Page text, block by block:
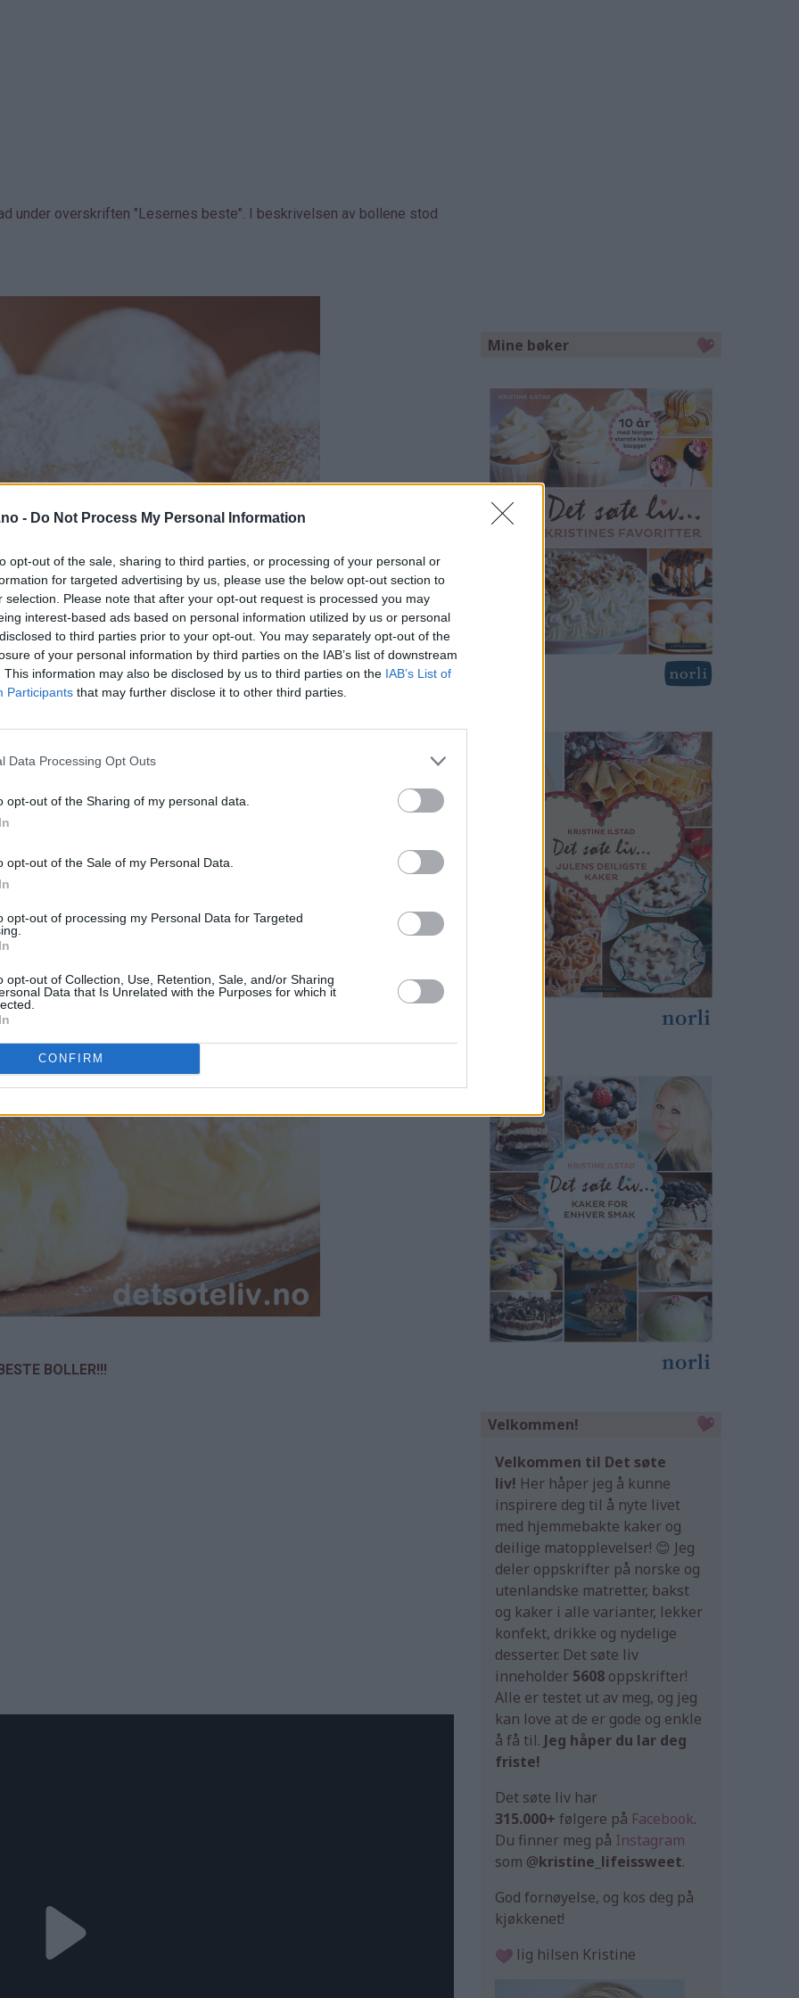
- Do Not Process My Personal Information
opt-out of the sale, sharing to third parties, or processing of your personal or
for targeted advertising by us, please use the below opt-out section to
selection. Please note that after your opt-out request is processed you may
interest-based ads based on personal information utilized by us or personal
to third parties prior to your opt-out. You may separately opt-out of the
of your personal information by third parties on the IAB’s list of downstream
This information may also be disclosed by us to third parties on the IAB’s List of
Participants that may further disclose it to other third parties.
Data Processing Opt Outs
opt-out of the Sharing of my personal data.
opt-out of the Sale of my Personal Data.
opt-out of processing my Personal Data for Targeted
opt-out of Collection, Use, Retention, Sale, and/or Sharing
Data that Is Unrelated with the Purposes for which it
CONFIRM
under overskriften "Lesernes beste". I beskrivelsen av bollene stod
og fremgangsmåten er litt annerledes enn ved vanlig
for sukker, og væsken skal gis et oppkok først. Dessuten trenger ikke
bollene lenge.
BOLLER!!!
Mine bøker
Velkommen!
Velkommen til Det søte
liv! Her håper jeg å kunne
inspirere deg til å nyte livet
med hjemmebakte kaker og
deilige matopplevelser! 😊 Jeg
deler oppskrifter på norske og
utenlandske matretter, bakst
og kaker i alle varianter, lekker
konfekt, drikke og nydelige
desserter. Det søte liv
inneholder 5608 oppskrifter!
Alle er testet ut av meg, og jeg
kan love at de er gode og enkle
å få til. Jeg håper du lar deg
friste!
Det søte liv har
315.000+ følgere på Facebook.
Du finner meg på Instagram
som @kristine_lifeissweet.
God fornøyelse, og kos deg på
kjøkkenet!
lig hilsen Kristine